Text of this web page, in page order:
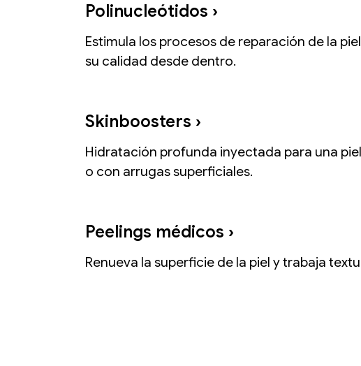
Polinucleótidos ›
Estimula los procesos de reparación de la
su calidad desde dentro.
Skinboosters ›
Hidratación profunda inyectada para una
o con arrugas superficiales.
Peelings médicos​​ ›
Renueva la superficie de la piel y trabaja